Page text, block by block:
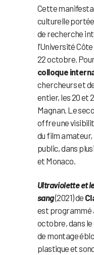
Cette
culturelle
de recherche
l’Université Côte
22 octobre.
colloque
chercheurs et
entier, les 20 et
Magnan. Le
offre une
du film
public, dans
et Monaco.
Ultraviolette et
sang(2021) de
est programmé
octobre, dans le
de montage
plastique et